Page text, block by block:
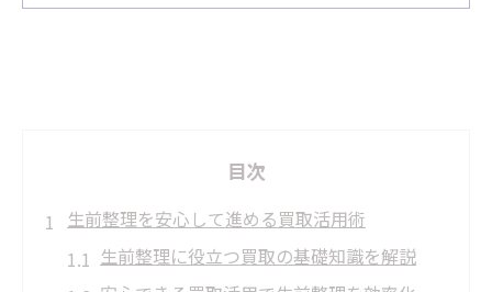
目次
生前整理を安心して進める買取活用術
生前整理に役立つ買取の基礎知識を解説